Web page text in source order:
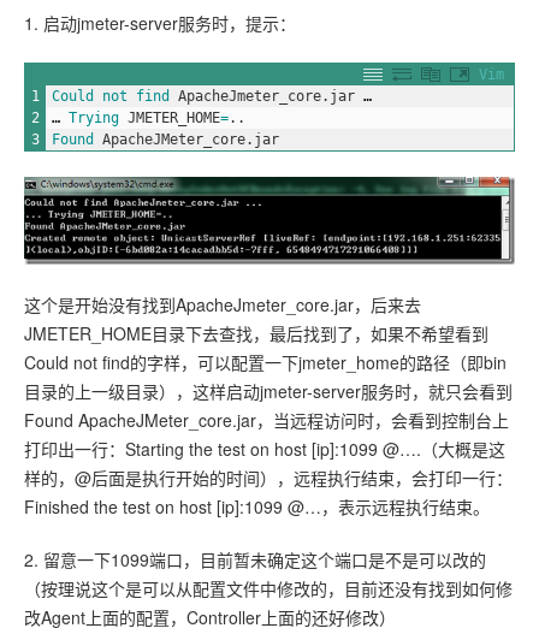
1. 启动jmeter-server服务时，提示：
Vim
1
2
3
Could not find ApacheJmeter_core. jar …
… Trying JMETER_HOME=. .
Found ApacheJMeter_core. jar
这个是开始没有找到ApacheJmeter_core.jar，后来去
JMETER_HOME目录下去查找，最后找到了，如果不希望看到
Could not find的字样，可以配置一下jmeter_home的路径（即bin
目录的上一级目录），这样启动jmeter-server服务时，就只会看到
Found ApacheJMeter_core.jar，当远程访问时，会看到控制台上
打印出一行：Starting the test on host [ip]:1099 @….（大概是这
样的，@后面是执行开始的时间），远程执行结束，会打印一行：
Finished the test on host [ip]:1099 @…，表示远程执行结束。
2. 留意一下1099端口，目前暂未确定这个端口是不是可以改的
（按理说这个是可以从配置文件中修改的，目前还没有找到如何修
改Agent上面的配置，Controller上面的还好修改）